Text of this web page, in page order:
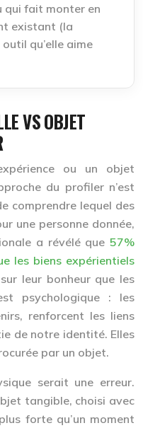
qui fait monter en
existant (la
qu’elle aime
VS OBJET
ou un objet
du profiler n’est
comprendre lequel des
une personne donnée,
a révélé que 57%
les biens expérientiels
leur bonheur que les
psychologique : les
renforcent les liens
de notre identité. Elles
par un objet.
serait une erreur.
tangible, choisi avec
forte qu’un moment